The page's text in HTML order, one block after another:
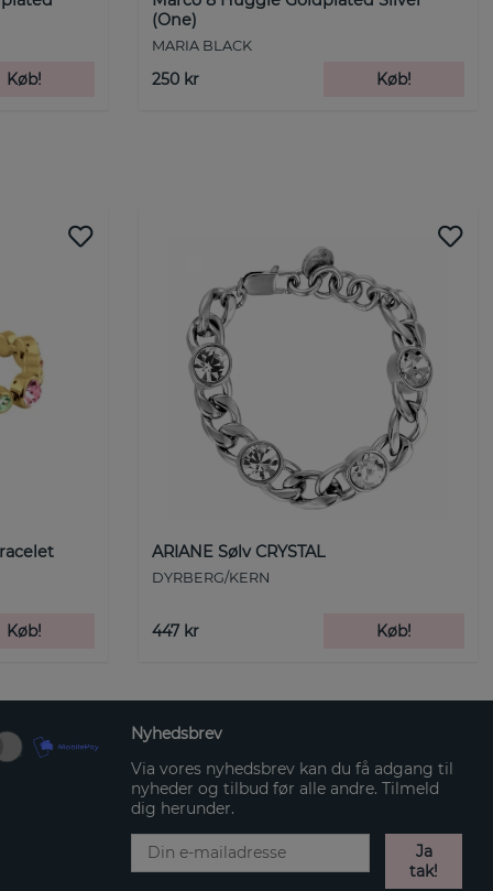
Køb!
(One)
MARIA BLACK
250 kr Køb!
Køb!
ARIANE Sølv CRYSTAL
DYRBERG/KERN
447 kr Køb!
Nyhedsbrev
Via vores nyhedsbrev kan du få adgang til
nyheder og tilbud før alle andre. Tilmeld
dig herunder.
Ja
tak!